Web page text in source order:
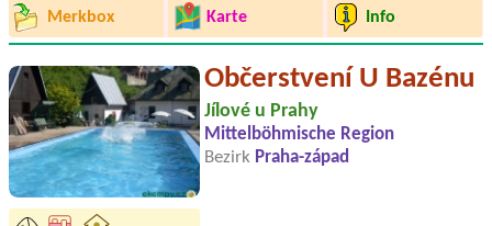
Merkbox Karte Info
Občerstvení U Bazénu
Jílové u Prahy
Mittelböhmische Region
Bezirk Praha-západ